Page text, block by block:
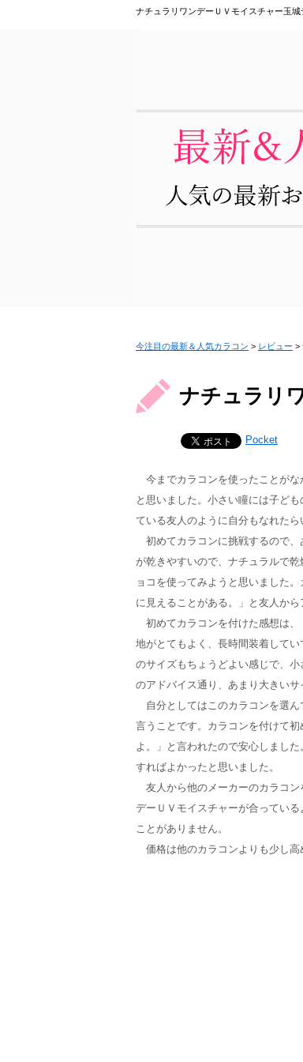
ナチュラリワンデーＵＶモイスチャー玉城
今注目の最新＆人気カラコン > レビュー >
ナチュラリ
Pocket
今までカラコンを使ったことがな
と思いました。小さい瞳には子ど
ている友人のように自分もなれたら
初めてカラコンに挑戦するので、
が乾きやすいので、ナチュラルで
ョコを使ってみようと思いました
に見えることがある。」と友人か
初めてカラコンを付けた感想は、
地がとてもよく、長時間装着して
のサイズもちょうどよい感じで、
のアドバイス通り、あまり大きいサ
自分としてはこのカラコンを選ん
言うことです。カラコンを付けて
よ。」と言われたので安心しまし
すればよかったと思いました。
友人から他のメーカーのカラコン
デーＵＶモイスチャーが合ってい
ことがありません。
価格は他のカラコンよりも少し高